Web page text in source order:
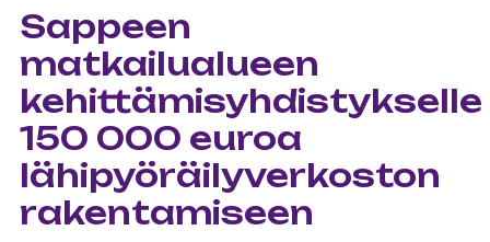
Sappeen
matkailualueen
kehittämisyhdistykselle
150 000 euroa
lähipyöräilyverkoston
rakentamiseen